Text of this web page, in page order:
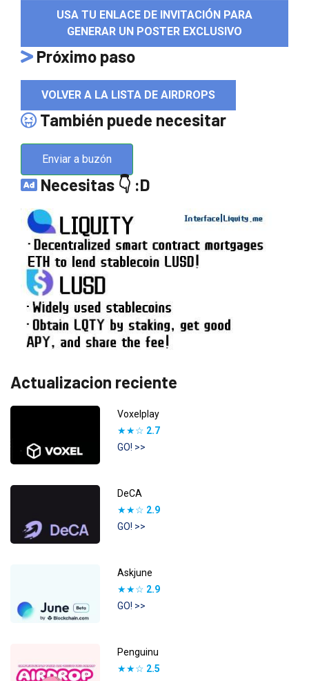
USA TU ENLACE DE INVITACIÓN PARA
GENERAR UN POSTER EXCLUSIVO
Próximo paso
VOLVER A LA LISTA DE AIRDROPS
También puede necesitar
Enviar a buzón
Necesitas 👇 :D
Actualizacion reciente
Voxelplay
★★☆ 2.7
GO! >>
DeCA
★★☆ 2.9
GO! >>
Askjune
★★☆ 2.9
GO! >>
Penguinu
★★☆ 2.5